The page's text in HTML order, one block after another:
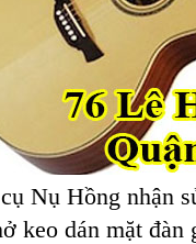
Nụ Hồng nhận
keo dán mặt